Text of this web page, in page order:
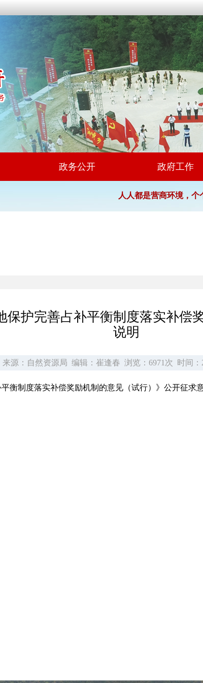
政务公开 政府工作
人人都是营商环境，个
保护完善占补平衡制度落实补偿
说明
来源：自然资源局 编辑：崔逢春 浏览：6971次 时间：
衡制度落实补偿奖励机制的意见（试行）》公开征求